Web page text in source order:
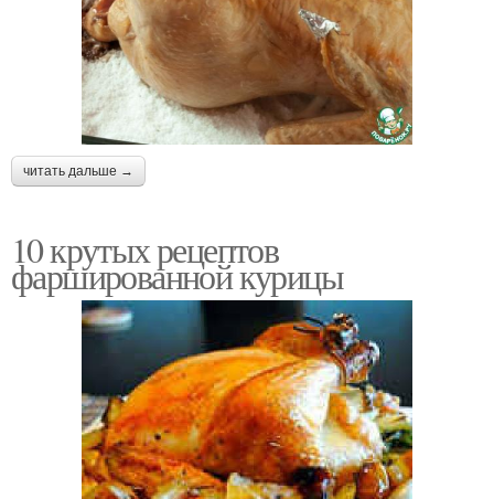
читать дальше →
10 крутых рецептов
фаршированной курицы